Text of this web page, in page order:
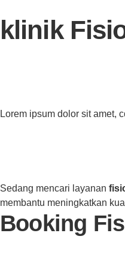
klinik
Lorem ipsum dolor sit amet,
Sedang mencari layanan
membantu meningkatkan
Booking